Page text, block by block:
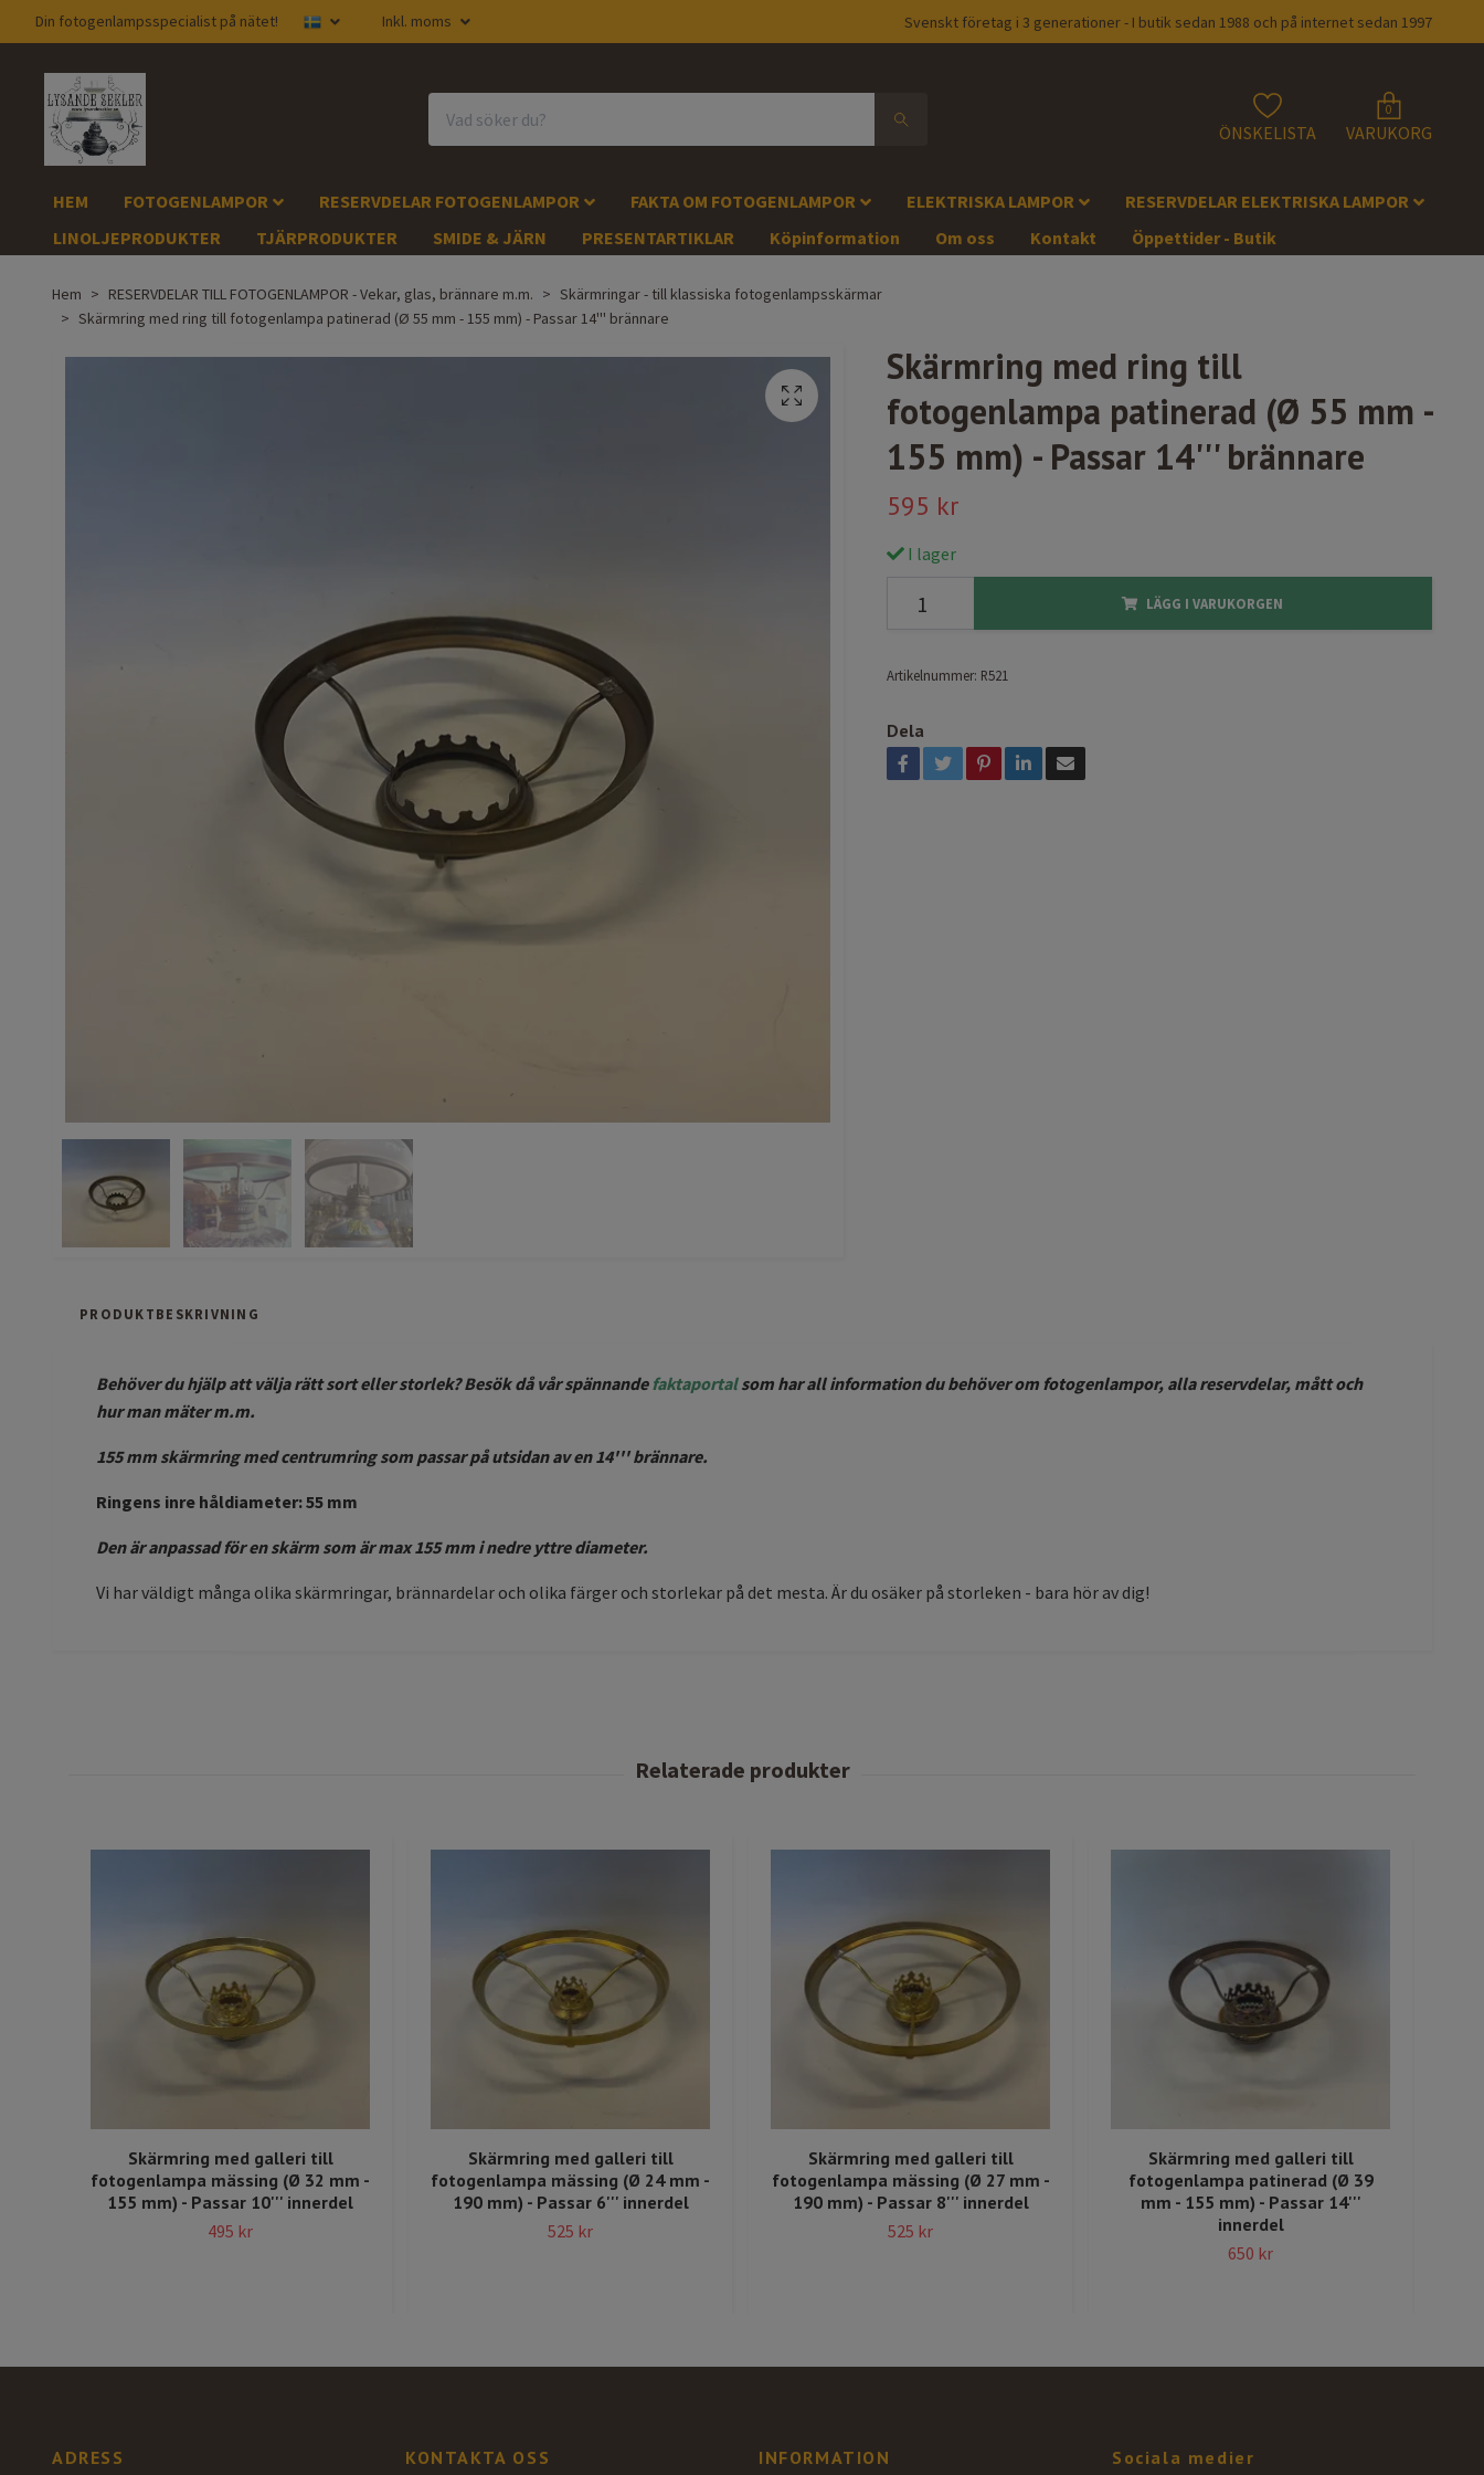
Din fotogenlampsspecialist på nätet! Inkl. moms Svenskt företag i 3 generationer - I butik sedan 1988 och på internet sedan 1997
ÖNSKELISTA
0
VARUKORG
HEM FOTOGENLAMPOR RESERVDELAR FOTOGENLAMPOR FAKTA OM FOTOGENLAMPOR ELEKTRISKA LAMPOR
RESERVDELAR ELEKTRISKA LAMPOR
LINOLJEPRODUKTER
TJÄRPRODUKTER SMIDE & JÄRN PRESENTARTIKLAR Köpinformation Om oss Kontakt Öppettider - Butik
Hem RESERVDELAR TILL FOTOGENLAMPOR - Vekar, glas, brännare m.m.
Skärmringar - till klassiska fotogenlampsskärmar
Skärmring med ring till fotogenlampa patinerad (Ø 55 mm - 155 mm) - Passar 14''' brännare
Skärmring med ring till
fotogenlampa patinerad (Ø 55 mm -
155 mm) - Passar 14''' brännare
595 kr
I lager
LÄGG I VARUKORGEN
Artikelnummer: R521
Dela
PRODUKTBESKRIVNING
Behöver du hjälp att välja rätt sort eller storlek? Besök då vår spännandefaktaportalsom har all information du behöver om fotogenlampor, alla reservdelar, mått och
hur man mäter m.m.
155 mm skärmring med centrumring som passar på utsidan av en 14''' brännare.
Ringens inre håldiameter: 55 mm
Den är anpassad för en skärm som är max 155 mm i nedre yttre diameter.
Vi har väldigt många olika skärmringar, brännardelar och olika färger och storlekar på det mesta. Är du osäker på storleken - bara hör av dig!
Skärmring med galleri till
fotogenlampa mässing (Ø 32 mm -
155 mm) - Passar 10''' innerdel
495 kr
Skärmring med galleri till
fotogenlampa mässing (Ø 24 mm -
190 mm) - Passar 6''' innerdel
525 kr
Skärmring med galleri till
fotogenlampa mässing (Ø 27 mm -
190 mm) - Passar 8''' innerdel
525 kr
Skärmring med galleri till
fotogenlampa patinerad (Ø 39
mm - 155 mm) - Passar 14'''
innerdel
650 kr
ADRESS KONTAKTA OSS INFORMATION Sociala medier